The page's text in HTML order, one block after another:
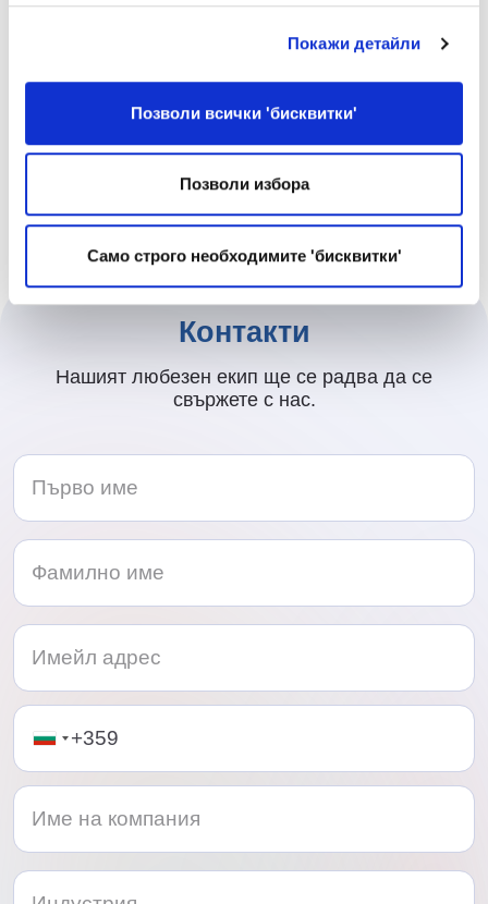
Покажи детайли
Позволи всички 'бисквитки'
Позволи избора
Само строго необходимите 'бисквитки'
Въведете символите, показани на
Контакти
Нашият любезен екип ще се радва да се
свържете с нас.
Telephone